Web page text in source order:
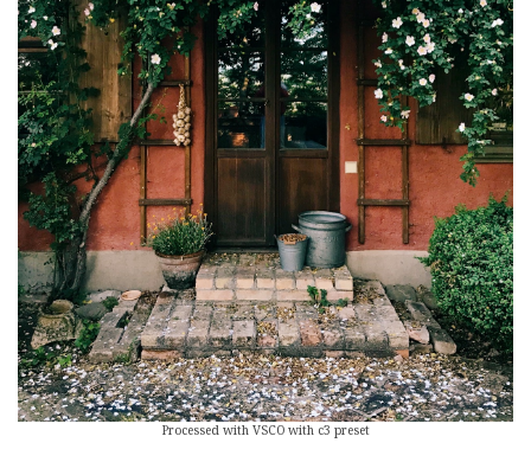
Processed with VSCO with c3 preset